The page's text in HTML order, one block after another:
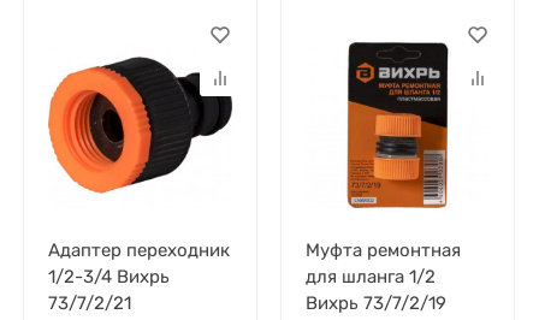
Адаптер переходник
1/2-3/4 Вихрь
73/7/2/21
Муфта ремонтная
для шланга 1/2
Вихрь 73/7/2/19